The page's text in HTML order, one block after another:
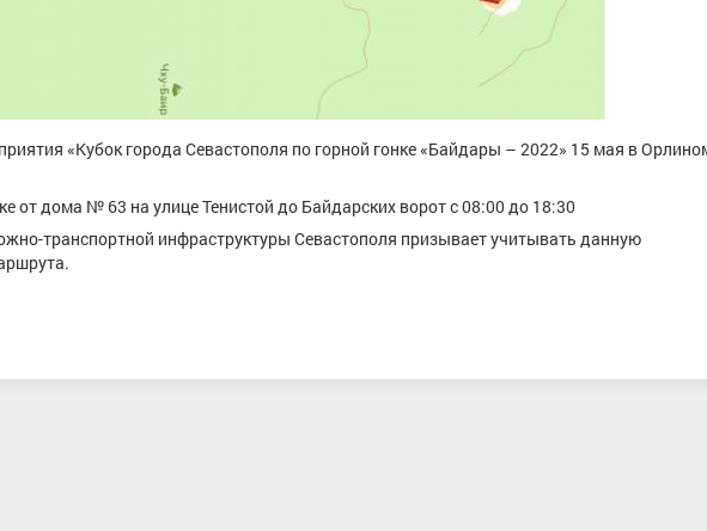
«Кубок города Севастополя по горной гонке «Байдары – 2022» 15 мая в
от дома № 63 на улице Тенистой до Байдарских ворот с 08:00 до 18:30
транспортной инфраструктуры Севастополя призывает учитывать данную